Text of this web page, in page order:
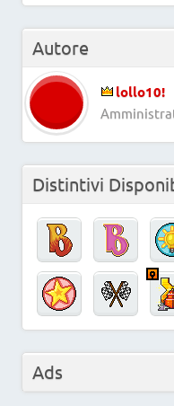
Autore
lollo10!
Distintivi
Ads